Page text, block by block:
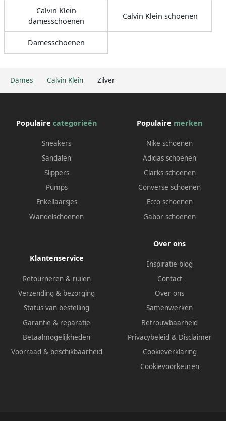
Dames Calvin Klein Zilver
Calvin Klein
damesschoenen
Calvin Klein schoenen
Damesschoenen
Populaire categorieën
Sneakers
Sandalen
Slippers
Pumps
Enkellaarsjes
Wandelschoenen
Populaire merken
Nike schoenen
Adidas schoenen
Clarks schoenen
Converse schoenen
Ecco schoenen
Gabor schoenen
Klantenservice
Retourneren & ruilen
Verzending & bezorging
Status van bestelling
Garantie & reparatie
Betaalmogelijkheden
Voorraad & beschikbaarheid
Over ons
Inspiratie blog
Contact
Over ons
Samenwerken
Betrouwbaarheid
Privacybeleid & Disclaimer
Cookieverklaring
Cookievoorkeuren